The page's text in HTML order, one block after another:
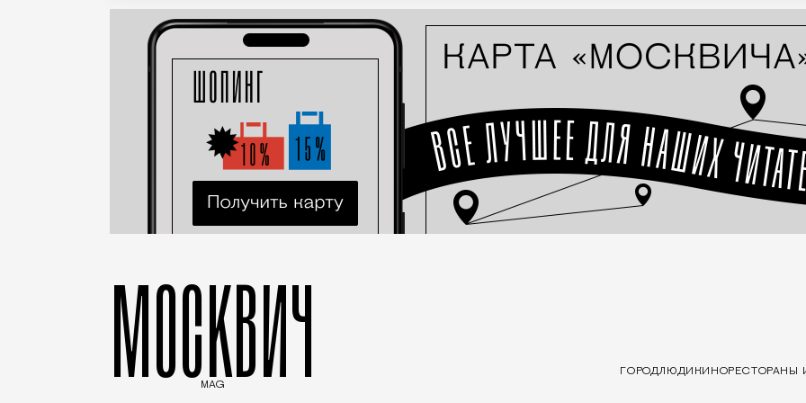
МОСКВИЧ
MAG
ГОРОДЛЮДИ КИНОРЕСТОРАНЫ